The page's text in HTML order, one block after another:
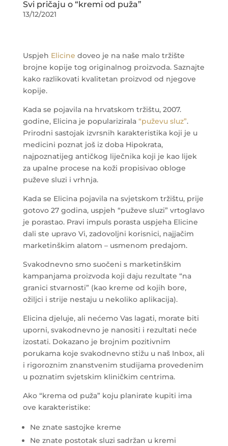
Svi pričaju o “kremi od puža”
13/12/2021
Uspjeh Elicine doveo je na naše malo tržište
brojne kopije tog originalnog proizvoda. Saznajte
kako razlikovati kvalitetan proizvod od njegove
kopije.
Kada se pojavila na hrvatskom tržištu, 2007.
godine, Elicina je popularizirala “puževu sluz”.
Prirodni sastojak izvrsnih karakteristika koji je u
medicini poznat još iz doba Hipokrata,
najpoznatijeg antičkog liječnika koji je kao lijek
za upalne procese na koži propisivao obloge
puževe sluzi i vrhnja.
Kada se Elicina pojavila na svjetskom tržištu, prije
gotovo 27 godina, uspjeh “puževe sluzi” vrtoglavo
je porastao. Pravi impuls porasta uspjeha Elicine
dali ste upravo Vi, zadovoljni korisnici, najjačim
marketinškim alatom – usmenom predajom.
Svakodnevno smo suočeni s marketinškim
kampanjama proizvoda koji daju rezultate “na
granici stvarnosti” (kao kreme od kojih bore,
ožiljci i strije nestaju u nekoliko aplikacija).
Elicina djeluje, ali nećemo Vas lagati, morate biti
uporni, svakodnevno je nanositi i rezultati neće
izostati. Dokazano je brojnim pozitivnim
porukama koje svakodnevno stižu u naš Inbox, ali
i rigoroznim znanstvenim studijama provedenim
u poznatim svjetskim kliničkim centrima.
Ako “krema od puža” koju planirate kupiti ima
ove karakteristike:
Ne znate sastojke kreme
Ne znate postotak sluzi sadržan u kremi